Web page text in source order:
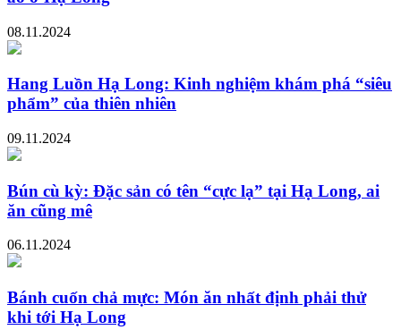
08.11.2024
Hang Luồn Hạ Long: Kinh nghiệm khám phá “siêu
phẩm” của thiên nhiên
09.11.2024
Bún cù kỳ: Đặc sản có tên “cực lạ” tại Hạ Long, ai
ăn cũng mê
06.11.2024
Bánh cuốn chả mực: Món ăn nhất định phải thử
khi tới Hạ Long